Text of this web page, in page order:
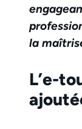
la
L’e-